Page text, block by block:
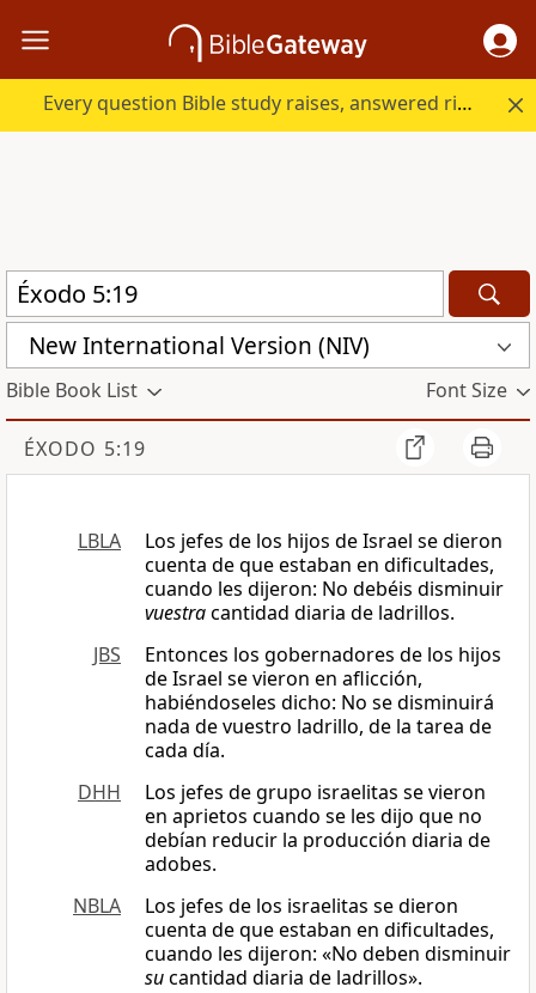
Every question Bible study raises, answered right here.
New International Version (NIV)
Bible Book List Font Size
ÉXODO 5:19
LBLA
Los jefes de los hijos de Israel se dieron
cuenta de que estaban en dificultades,
cuando les dijeron: No debéis disminuir
vuestracantidad diaria de ladrillos.
JBS
Entonces los gobernadores de los hijos
de Israel se vieron en aflicción,
habiéndoseles dicho: No se disminuirá
nada de vuestro ladrillo, de la tarea de
cada día.
DHH
Los jefes de grupo israelitas se vieron
en aprietos cuando se les dijo que no
debían reducir la producción diaria de
adobes.
NBLA
Los jefes de los israelitas se dieron
cuenta de que estaban en dificultades,
cuando les dijeron: «No deben disminuir
sucantidad diaria de ladrillos».